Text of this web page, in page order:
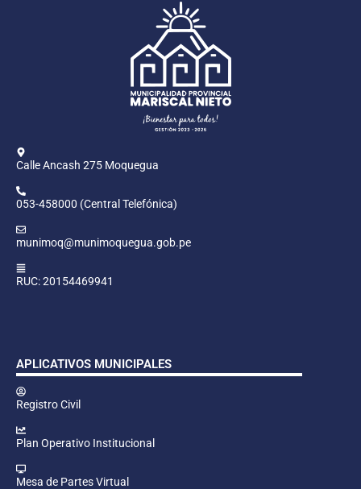
Calle Ancash 275 Moquegua
053-458000 (Central Telefónica)
munimoq@munimoquegua.gob.pe
RUC: 20154469941
APLICATIVOS MUNICIPALES
Registro Civil
Plan Operativo Institucional
Mesa de Partes Virtual